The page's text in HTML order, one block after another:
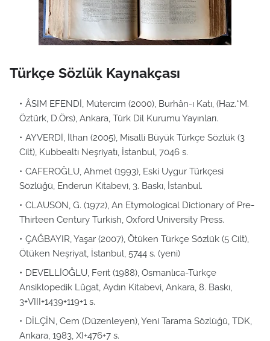
Türkçe Sözlük Kaynakçası
ÂSIM EFENDİ, Mütercim (2000), Burhân-ı Katı, (Haz.*M.
Öztürk, D.Örs), Ankara, Türk Dil Kurumu Yayınları.
AYVERDİ, İlhan (2005), Misalli Büyük Türkçe Sözlük (3
Cilt), Kubbealtı Neşriyatı, İstanbul, 7046 s.
CAFEROĞLU, Ahmet (1993), Eski Uygur Türkçesi
Sözlüğü, Enderun Kitabevi, 3. Baskı, İstanbul.
CLAUSON, G. (1972), An Etymological Dictionary of Pre-
Thirteen Century Turkish, Oxford University Press.
ÇAĞBAYIR, Yaşar (2007), Ötüken Türkçe Sözlük (5 Cilt),
Ötüken Neşriyat, İstanbul, 5744 s. (yeni)
DEVELLİOĞLU, Ferit (1988), Osmanlıca-Türkçe
Ansiklopedik Lûgat, Aydın Kitabevi, Ankara, 8. Baskı,
3+VIII+1439+119+1 s.
DİLÇİN, Cem (Düzenleyen), Yeni Tarama Sözlüğü, TDK,
Ankara, 1983, XI+476+7 s.